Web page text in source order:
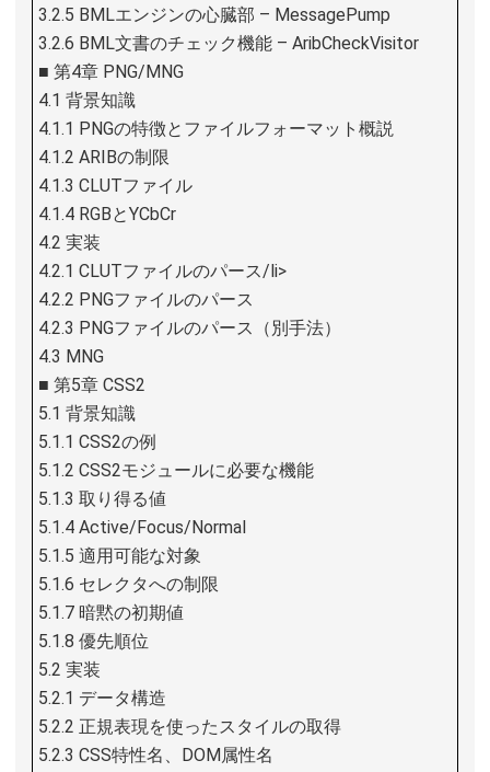
3.2.5 BMLエンジンの心臓部 – MessagePump
3.2.6 BML文書のチェック機能 – AribCheckVisitor
■ 第4章 PNG/MNG
4.1 背景知識
4.1.1 PNGの特徴とファイルフォーマット概説
4.1.2 ARIBの制限
4.1.3 CLUTファイル
4.1.4 RGBとYCbCr
4.2 実装
4.2.1 CLUTファイルのパース/li>
4.2.2 PNGファイルのパース
4.2.3 PNGファイルのパース（別手法）
4.3 MNG
■ 第5章 CSS2
5.1 背景知識
5.1.1 CSS2の例
5.1.2 CSS2モジュールに必要な機能
5.1.3 取り得る値
5.1.4 Active/Focus/Normal
5.1.5 適用可能な対象
5.1.6 セレクタへの制限
5.1.7 暗黙の初期値
5.1.8 優先順位
5.2 実装
5.2.1 データ構造
5.2.2 正規表現を使ったスタイルの取得
5.2.3 CSS特性名、DOM属性名